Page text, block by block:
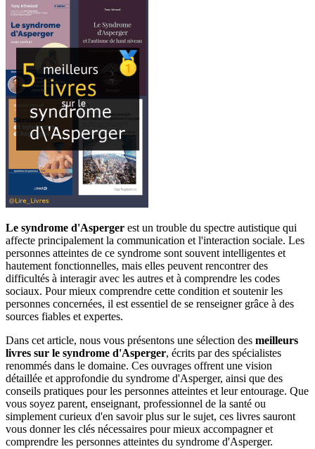
Le syndrome d'Asperger est un trouble du spectre autistique qui
affecte principalement la communication et l'interaction sociale. Les
personnes atteintes de ce syndrome sont souvent intelligentes et
hautement fonctionnelles, mais elles peuvent rencontrer des
difficultés à interagir avec les autres et à comprendre les codes
sociaux. Pour mieux comprendre cette condition et soutenir les
personnes concernées, il est essentiel de se renseigner grâce à des
sources fiables et expertes.
Dans cet article, nous vous présentons une sélection des meilleurs
livres sur le syndrome d'Asperger, écrits par des spécialistes
renommés dans le domaine. Ces ouvrages offrent une vision
détaillée et approfondie du syndrome d'Asperger, ainsi que des
conseils pratiques pour les personnes atteintes et leur entourage. Que
vous soyez parent, enseignant, professionnel de la santé ou
simplement curieux d'en savoir plus sur le sujet, ces livres sauront
vous donner les clés nécessaires pour mieux accompagner et
comprendre les personnes atteintes du syndrome d'Asperger.